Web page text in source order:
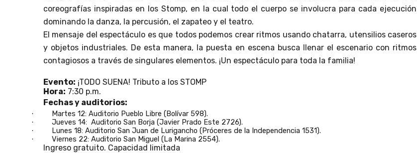
coreografías inspiradas en los Stomp, en la cual todo el cuerpo se involucra para cada ejecución
dominando la danza, la percusión, el zapateo y el teatro.
El mensaje del espectáculo es que todos podemos crear ritmos usando chatarra, utensilios caseros
y objetos industriales. De esta manera, la puesta en escena busca llenar el escenario con ritmos
contagiosos a través de singulares elementos. ¡Un espectáculo para toda la familia!
Evento: ¡TODO SUENA! Tributo a los STOMP
Hora: 7:30 p.m.
Fechas y auditorios:
· Martes 12: Auditorio Pueblo Libre (Bolívar 598).
· Jueves 14: Auditorio San Borja (Javier Prado Este 2726).
· Lunes 18: Auditorio San Juan de Lurigancho (Próceres de la Independencia 1531).
· Viernes 22: Auditorio San Miguel (La Marina 2554).
Ingreso gratuito. Capacidad limitada